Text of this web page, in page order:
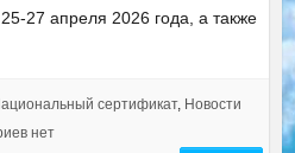
27 апреля 2026 года, а также
сертификат, Новости
нет